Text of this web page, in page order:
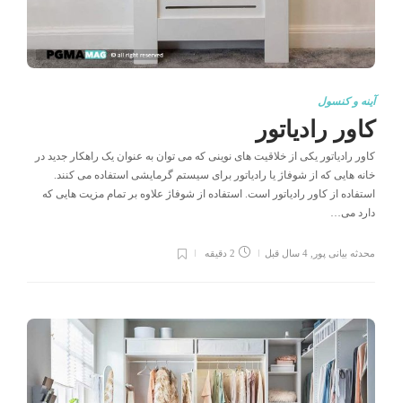
آینه و کنسول
کاور رادیاتور
کاور رادیاتور یکی از خلاقیت های نوینی که می توان به عنوان یک راهکار جدید در
خانه هایی که از شوفاژ یا رادیاتور برای سیستم گرمایشی استفاده می کنند.
استفاده از کاور رادیاتور است. استفاده از شوفاژ علاوه بر تمام مزیت هایی که
دارد می…
محدثه بیانی پور 4 سال قبل 2 دقیقه